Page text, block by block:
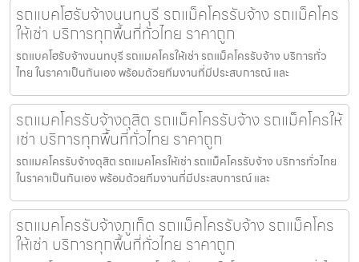
รถแบคโฮรับจ้างนนทบุรี รถแม็คโครรับจ้าง รถแม็คโคร
ให้เช่า บริการทุกพื้นที่ทั่วไทย ราคาถูก
รถแบคโฮรับจ้างนนทบุรี รถแมคโครให้เช่า รถแม็คโครรับจ้าง บริการทั่ว
ไทย ในราคาเป็นกันเอง พร้อมด้วยทีมงานที่มีประสบการณ์ และ
รถแมคโครรับจ้างดุสิต รถแม็คโครรับจ้าง รถแม็คโครให้
เช่า บริการทุกพื้นที่ทั่วไทย ราคาถูก
รถแมคโครรับจ้างดุสิต รถแมคโครให้เช่า รถแม็คโครรับจ้าง บริการทั่วไทย
ในราคาเป็นกันเอง พร้อมด้วยทีมงานที่มีประสบการณ์ และ
รถแมคโครรับจ้างภูเก็ต รถแม็คโครรับจ้าง รถแม็คโคร
ให้เช่า บริการทุกพื้นที่ทั่วไทย ราคาถูก